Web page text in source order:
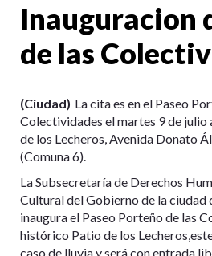
Inauguracion
de las
(Ciudad) La cita es en el Paseo
Colectividades el martes 9 de julio
de los Lecheros, Avenida Donato
(Comuna 6).
La Subsecretaría de Derechos
Cultural del Gobierno de la ciudad
inaugura el Paseo Porteño de las
histórico Patio de los
caso de lluvia y será con entrada